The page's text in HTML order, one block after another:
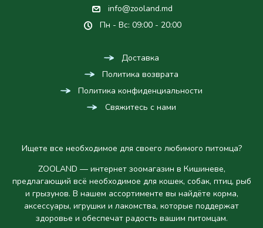
info@zooland.md
Пн - Вс: 09:00 - 20:00
Доставка
Политика возврата
Политика конфиденциальности
Свяжитесь с нами
Ищете все необходимое для своего любимого питомца?
ZOOLAND — интернет зоомагазин в Кишиневе,
предлагающий всё необходимое для кошек, собак, птиц, рыб
и грызунов. В нашем ассортименте вы найдёте корма,
аксессуары, игрушки и лакомства, которые поддержат
здоровье и обеспечат радость вашим питомцам.